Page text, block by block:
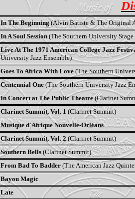
In The Beginning(Alvin Batiste & The Original
In A Soul Session (The Southern University Stage
Live At The 1971 American College Jazz
University Jazz Ensemble)
Goes To Africa With Love (The Southern
Centennial One (The Southern University Jazz
In Concert at The Public Theatre(Clarinet
Clarinet Summit, Vol. 1 (Clarinet Summit)
Musique d'Afrique Nouvelle-Orléans
Clarinet Summit, Vol. 2(Clarinet Summit)
Southern Bells (Clarinet Summit)
From Bad To Badder (The American Jazz
Bayou Magic
Late